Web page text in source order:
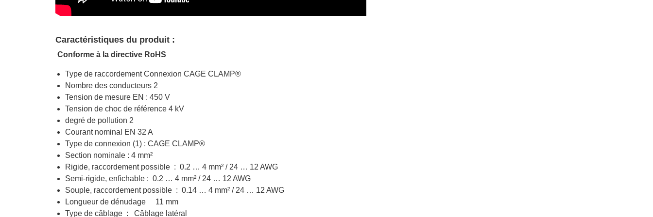
Caractéristiques du produit :
Conforme à la directive RoHS
Type de raccordement Connexion CAGE CLAMP®
Nombre des conducteurs 2
Tension de mesure EN : 450 V
Tension de choc de référence 4 kV
degré de pollution 2
Courant nominal EN 32 A
Type de connexion (1) : CAGE CLAMP®
Section nominale : 4 mm²
Rigide, raccordement possible : 0.2 … 4 mm² / 24 … 12 AWG
Semi-rigide, enfichable : 0.2 … 4 mm² / 24 … 12 AWG
Souple, raccordement possible : 0.14 … 4 mm² / 24 … 12 AWG
Longueur de dénudage 11 mm
Type de câblage : Câblage latéral